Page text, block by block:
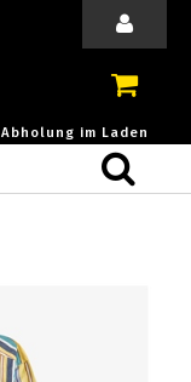
Abholung im Laden